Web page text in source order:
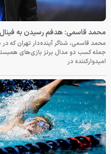
محمد قاسمی: هدفم رسیدن به فینال ۴۰۰ متر بازی‌های آسیایی ناگویاست
محمد قاسمی، شناگر آینده‌دار تهران که
جمله کسب دو مدال برنز بازی‌های
امیدوارکننده در